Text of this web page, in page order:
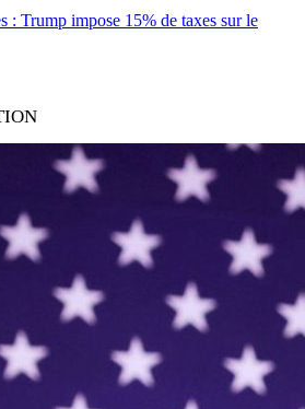
: Trump impose 15% de taxes sur le